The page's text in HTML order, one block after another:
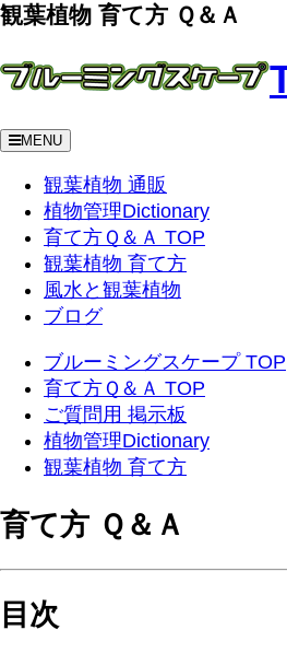
観葉植物 育て方 Ｑ＆Ａ
MENU
観葉植物 通販
植物管理Dictionary
育て方Ｑ＆Ａ TOP
観葉植物 育て方
風水と観葉植物
ブログ
ブルーミングスケープ TOP
育て方Ｑ＆Ａ TOP
ご質問用 掲示板
植物管理Dictionary
観葉植物 育て方
育て方 Ｑ＆Ａ
目次